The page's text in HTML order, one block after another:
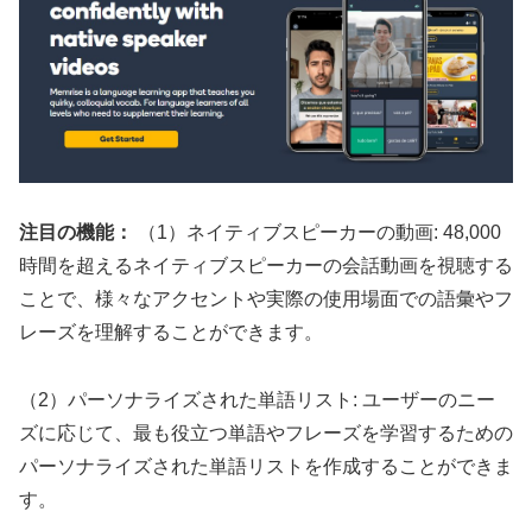
注目の機能：
（1）ネイティブスピーカーの動画: 48,000
時間を超えるネイティブスピーカーの会話動画を視聴する
ことで、様々なアクセントや実際の使用場面での語彙やフ
レーズを理解することができます。
（2）パーソナライズされた単語リスト: ユーザーのニー
ズに応じて、最も役立つ単語やフレーズを学習するための
パーソナライズされた単語リストを作成することができま
す。